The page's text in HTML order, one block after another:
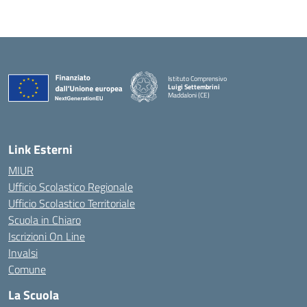
Istituto Comprensivo
Luigi Settembrini
Maddaloni (CE)
Link Esterni
MIUR
Ufficio Scolastico Regionale
Ufficio Scolastico Territoriale
Scuola in Chiaro
Iscrizioni On Line
Invalsi
Comune
La Scuola